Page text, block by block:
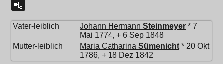
Vater-leiblich Johann Hermann Steinmeyer * 7
Mai 1774, + 6 Sep 1848
Mutter-leiblich
Maria Catharina Sümenicht * 20 Okt
1786, + 18 Dez 1842